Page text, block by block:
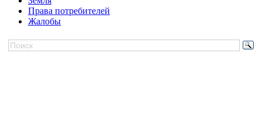
Права потребителей
Жалобы